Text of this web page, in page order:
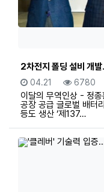
2차전지 폴딩 설비 개
등록일
04.21 조회
6780
이달의 무역인상 - 정
공장 공급 글로벌 배터
등도 생산 ‘제137…